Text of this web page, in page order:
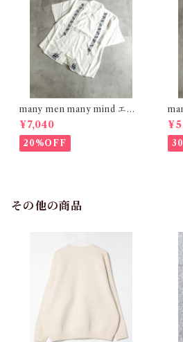
many men many mind エン
ブロイダリー レーヨンシャツ
オフホワイト M2615090
¥7,040
20%OFF
ヨ
その他の商品